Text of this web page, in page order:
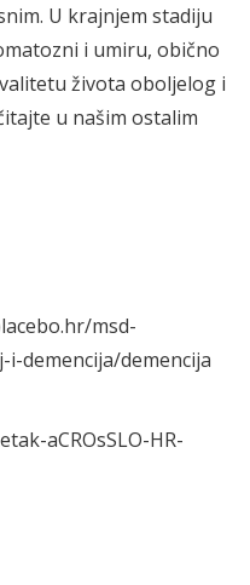
U krajnjem stadiju
i umiru, obično
života oboljelog i
u našim ostalim
msd-
demencija/demencija
aCROsSLO-HR-